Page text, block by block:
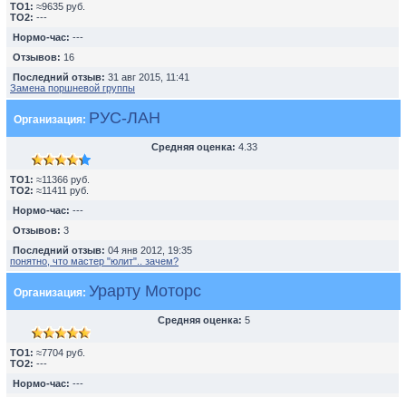
TO1: ≈9635 руб.
TO2: ---
Нормо-час: ---
Отзывов: 16
Последний отзыв: 31 авг 2015, 11:41
Замена поршневой группы
Организация: РУС-ЛАН
Средняя оценка: 4.33
TO1: ≈11366 руб.
TO2: ≈11411 руб.
Нормо-час: ---
Отзывов: 3
Последний отзыв: 04 янв 2012, 19:35
понятно, что мастер "юлит".. зачем?
Организация: Урарту Моторс
Средняя оценка: 5
TO1: ≈7704 руб.
TO2: ---
Нормо-час: ---